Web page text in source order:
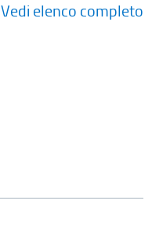
Vedi elenco completo